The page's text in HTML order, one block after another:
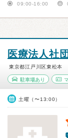
09:00-16:00
医療法人社
東京都江戸川区東松本
駐車場あり
土曜（〜13:00）